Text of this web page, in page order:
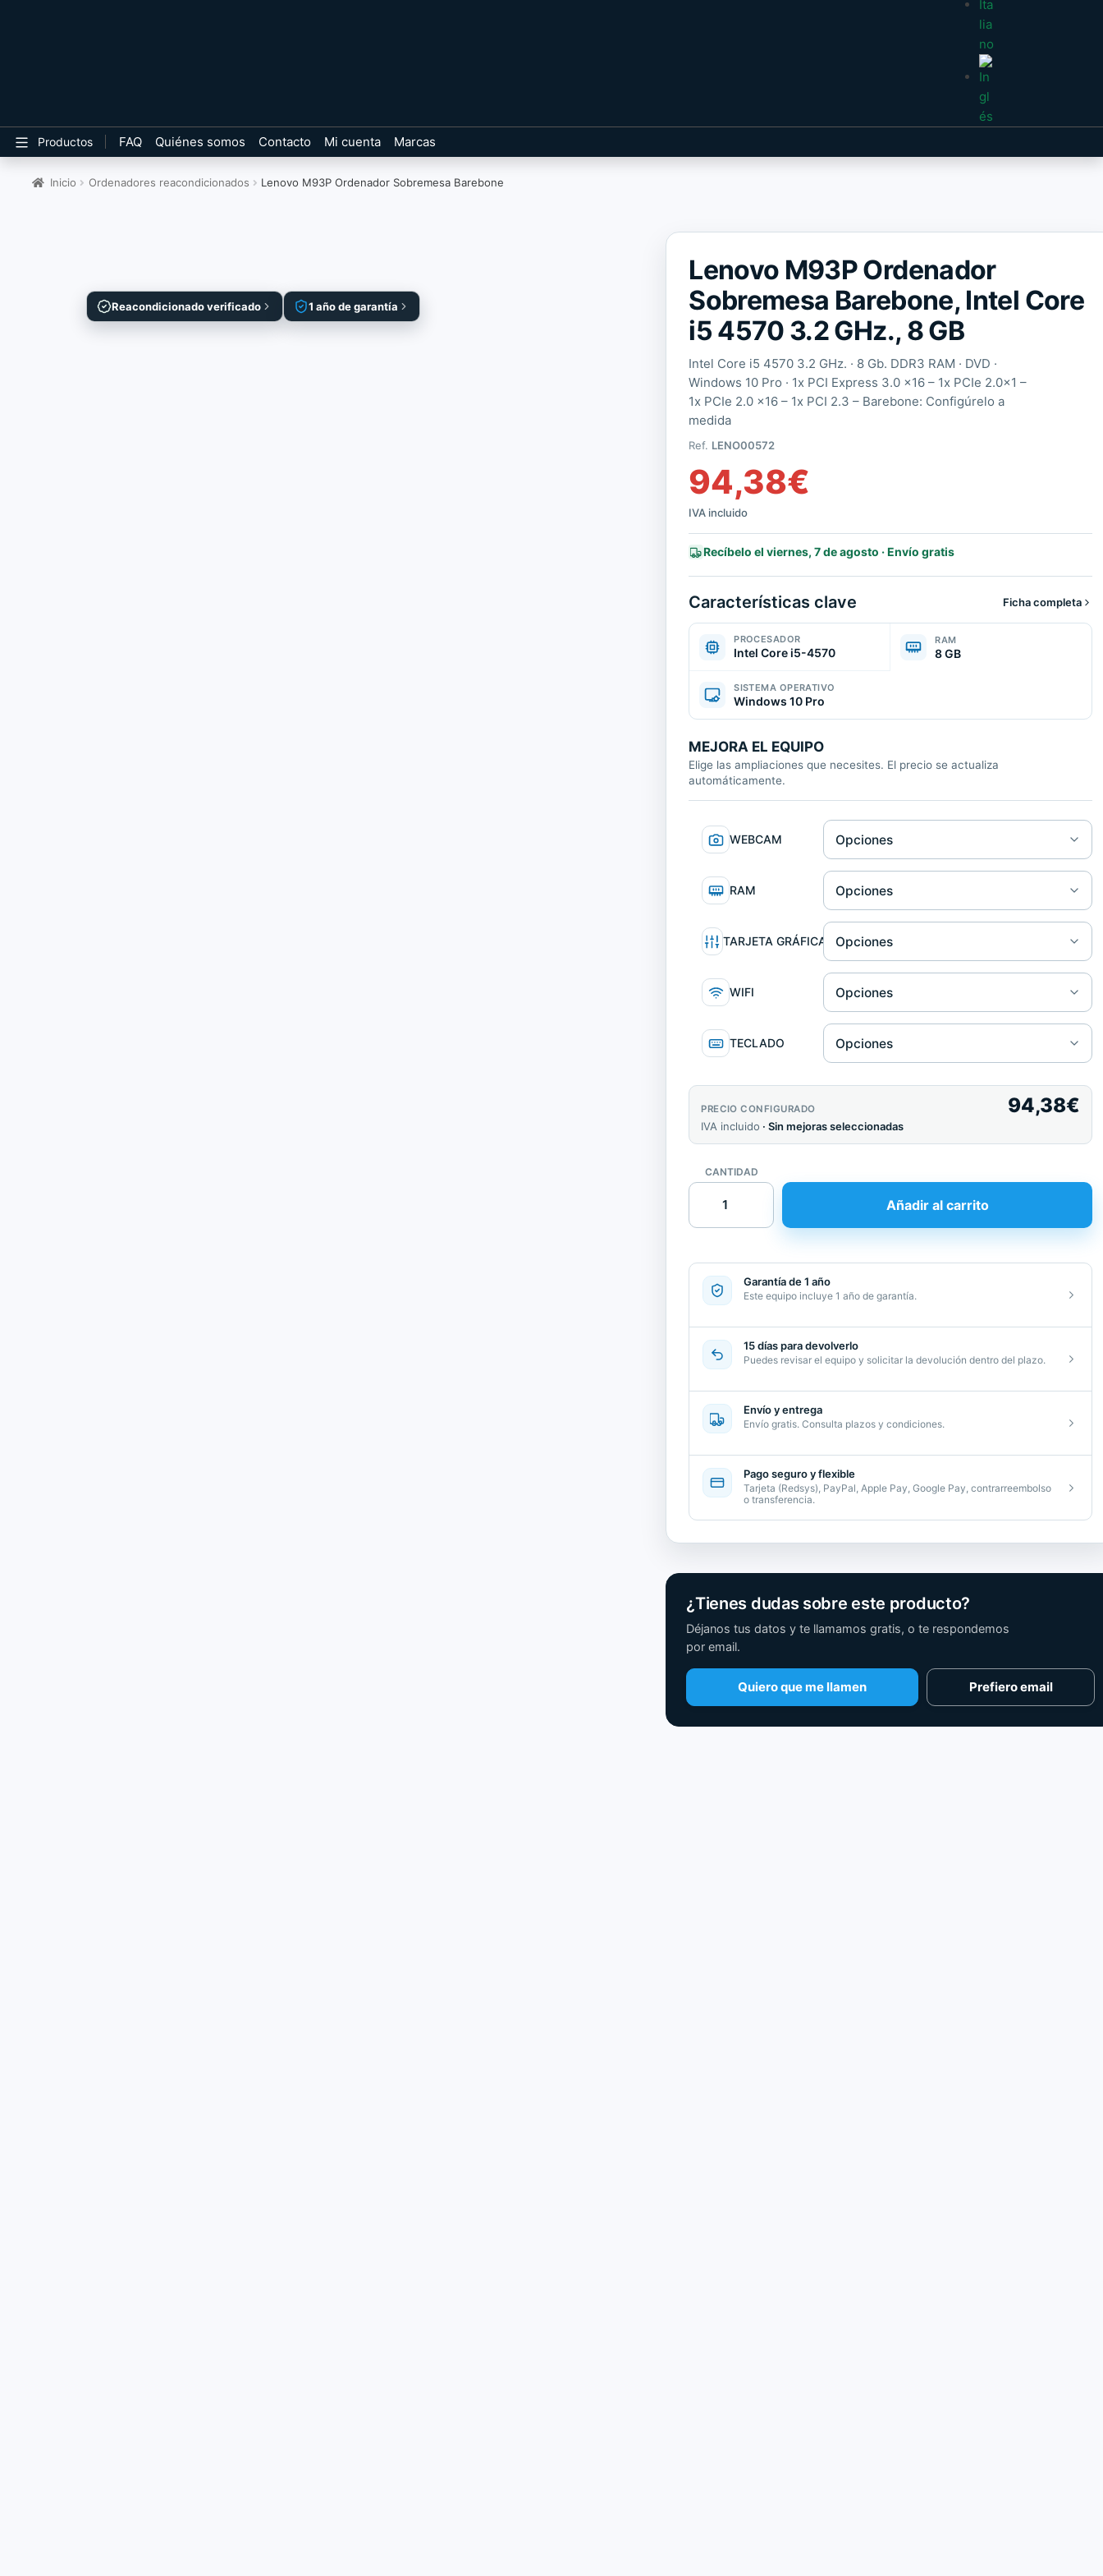
Productos FAQ Quiénes somos Contacto Mi cuenta Marcas
Inicio Ordenadores reacondicionados Lenovo M93P Ordenador Sobremesa Barebone
Reacondicionado verificado 1 año de garantía
Lenovo M93P Ordenador
Sobremesa Barebone, Intel Core
i5 4570 3.2 GHz., 8 GB
Intel Core i5 4570 3.2 GHz. · 8 Gb. DDR3 RAM · DVD ·
Windows 10 Pro · 1x PCI Express 3.0 x16 – 1x PCIe 2.0×1 –
1x PCIe 2.0 x16 – 1x PCI 2.3 – Barebone: Configúrelo a
medida
Ref. LENO00572
94,38€
IVA incluido
Recíbelo el viernes, 7 de agosto · Envío gratis
Características clave Ficha completa
PROCESADOR
Intel Core i5-4570
RAM
8 GB
SISTEMA OPERATIVO
Windows 10 Pro
MEJORA EL EQUIPO
Elige las ampliaciones que necesites. El precio se actualiza
automáticamente.
Webcam
WEBCAM
RAM
RAM
Tarjeta Gráfica Opciones
TARJETA GRÁFICA
WIFI
WIFI
Teclado
TECLADO
PRECIO CONFIGURADO 94,38€
IVA incluido · Sin mejoras seleccionadas
CANTIDAD
Lenovo
M93P
Ordenador
Sobremesa
Intel
Core
4570
GHz.,
8
GB
cantidad
Añadir al carrito
Garantía de 1 año
Este equipo incluye 1 año de garantía.
15 días para devolverlo
Puedes revisar el equipo y solicitar la devolución dentro del plazo.
Envío y entrega
Envío gratis. Consulta plazos y condiciones.
Pago seguro y flexible
Tarjeta (Redsys), PayPal, Apple Pay, Google Pay, contrarreembolso
o transferencia.
¿Tienes dudas sobre este producto?
Déjanos tus datos y te llamamos gratis, o te respondemos
por email.
Quiero que me llamen Prefiero email